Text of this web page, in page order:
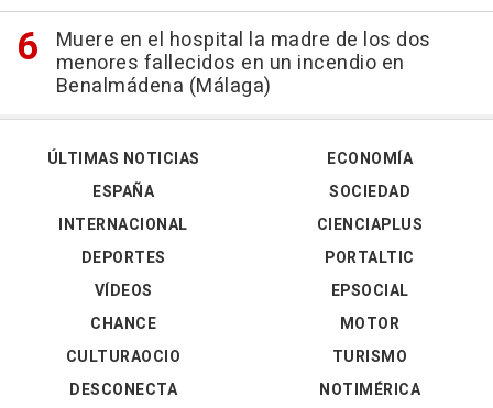
Muere en el hospital la madre de los dos
menores fallecidos en un incendio en
Benalmádena (Málaga)
ÚLTIMAS NOTICIAS
ESPAÑA
INTERNACIONAL
DEPORTES
VÍDEOS
ECONOMÍA
SOCIEDAD
CIENCIAPLUS
PORTALTIC
EPSOCIAL
CHANCE
CULTURAOCIO
DESCONECTA
MOTOR
TURISMO
NOTIMÉRICA